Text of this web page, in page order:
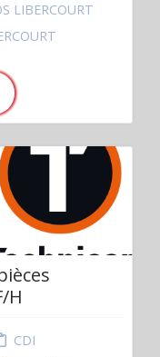
LIBERCOURT
H
CDI